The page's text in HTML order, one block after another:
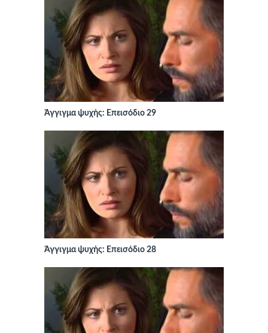
Άγγιγμα ψυχής: Επεισόδιο 29
Άγγιγμα ψυχής: Επεισόδιο 28